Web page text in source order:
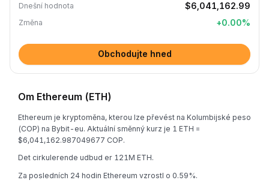
Dnešní hodnota $6,041,162.99
Změna +0.00%
Obchodujte hned
Om Ethereum (ETH)
Ethereum je kryptoměna, kterou lze převést na Kolumbijské peso
(COP) na Bybit-eu. Aktuální směnný kurz je 1 ETH =
$6,041,162.987049677 COP.
Det cirkulerende udbud er 121M ETH.
Za posledních 24 hodin Ethereum vzrostl o 0.59%.